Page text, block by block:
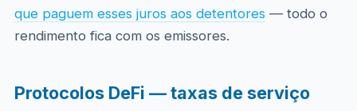
que paguem esses juros aos detentores— todo o
rendimento fica com os emissores.
Protocolos DeFi — taxas de serviço